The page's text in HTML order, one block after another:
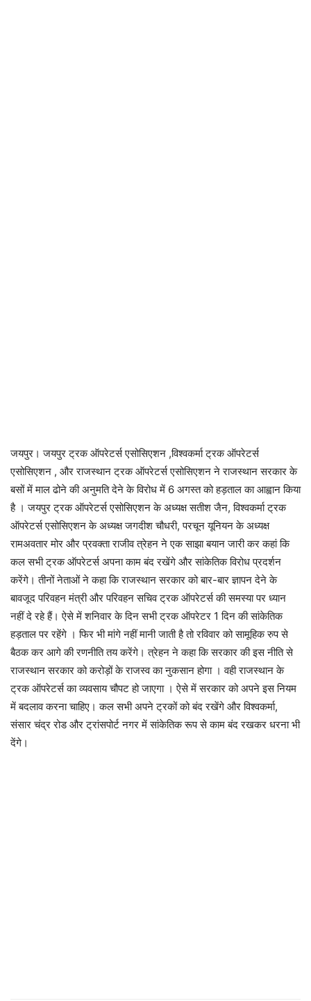
जयपुर। जयपुर ट्रक ऑपरेटर्स एसोसिएशन ,विश्वकर्मा ट्रक ऑपरेटर्स
एसोसिएशन , और राजस्थान ट्रक ऑपरेटर्स एसोसिएशन ने राजस्थान सरकार के
बसों में माल ढोने की अनुमति देने के विरोध में 6 अगस्त को हड़ताल का आह्वान किया
है । जयपुर ट्रक ऑपरेटर्स एसोसिएशन के अध्यक्ष सतीश जैन, विश्वकर्मा ट्रक
ऑपरेटर्स एसोसिएशन के अध्यक्ष जगदीश चौधरी, परचून यूनियन के अध्यक्ष
रामअवतार मोर और प्रवक्ता राजीव त्रेहन ने एक साझा बयान जारी कर कहां कि
कल सभी ट्रक ऑपरेटर्स अपना काम बंद रखेंगे और सांकेतिक विरोध प्रदर्शन
करेंगे। तीनों नेताओं ने कहा कि राजस्थान सरकार को बार-बार ज्ञापन देने के
बावजूद परिवहन मंत्री और परिवहन सचिव ट्रक ऑपरेटर्स की समस्या पर ध्यान
नहीं दे रहे हैं। ऐसे में शनिवार के दिन सभी ट्रक ऑपरेटर 1 दिन की सांकेतिक
हड़ताल पर रहेंगे । फिर भी मांगे नहीं मानी जाती है तो रविवार को सामूहिक रुप से
बैठक कर आगे की रणनीति तय करेंगे। त्रेहन ने कहा कि सरकार की इस नीति से
राजस्थान सरकार को करोड़ों के राजस्व का नुकसान होगा । वही राजस्थान के
ट्रक ऑपरेटर्स का व्यवसाय चौपट हो जाएगा । ऐसे में सरकार को अपने इस नियम
में बदलाव करना चाहिए। कल सभी अपने ट्रकों को बंद रखेंगे और विश्वकर्मा,
संसार चंद्र रोड और ट्रांसपोर्ट नगर में सांकेतिक रूप से काम बंद रखकर धरना भी
देंगे।